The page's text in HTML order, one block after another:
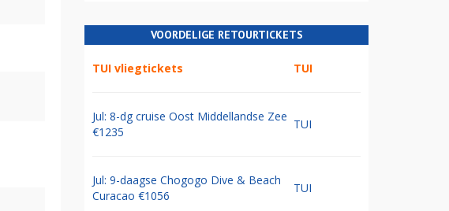
VOORDELIGE RETOURTICKETS
TUI vliegtickets TUI
Jul: 8-dg cruise Oost Middellandse Zee
€1235
TUI
Jul: 9-daagse Chogogo Dive & Beach
Curacao €1056
TUI